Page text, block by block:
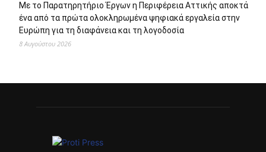
Με το Παρατηρητήριο Έργων η Περιφέρεια Αττικής αποκτά
ένα από τα πρώτα ολοκληρωμένα ψηφιακά εργαλεία στην
Ευρώπη για τη διαφάνεια και τη λογοδοσία
8 Αυγούστου 2026